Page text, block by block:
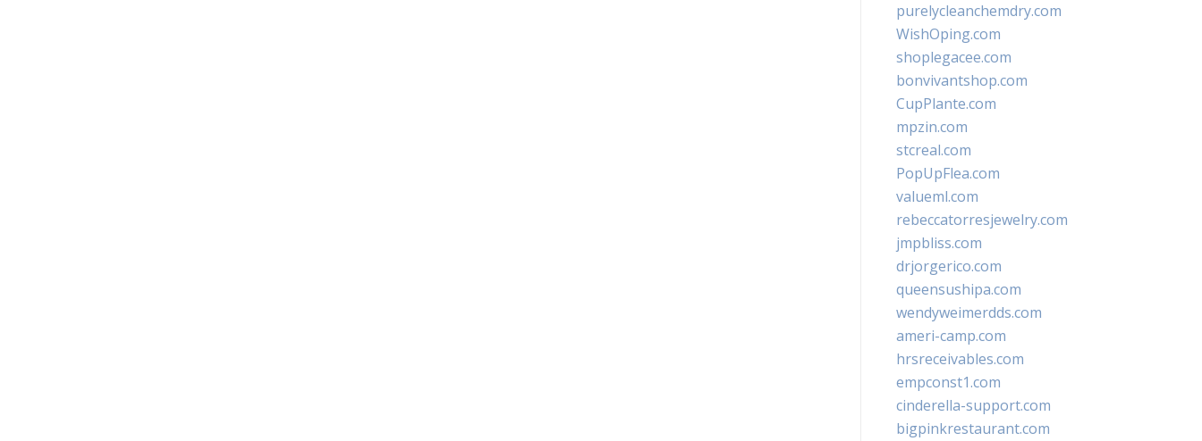
purelycleanchemdry.com
WishOping.com
shoplegacee.com
bonvivantshop.com
CupPlante.com
mpzin.com
stcreal.com
PopUpFlea.com
valueml.com
rebeccatorresjewelry.com
jmpbliss.com
drjorgerico.com
queensushipa.com
wendyweimerdds.com
ameri-camp.com
hrsreceivables.com
empconst1.com
cinderella-support.com
bigpinkrestaurant.com